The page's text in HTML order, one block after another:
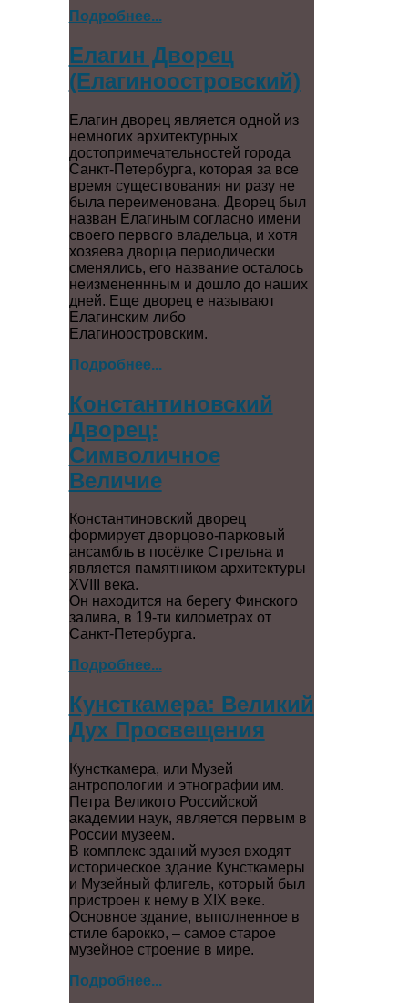
Подробнее...
Елагин Дворец
(Елагиноостровский)
Елагин дворец является одной из
немногих архитектурных
достопримечательностей города
Санкт-Петербурга, которая за все
время существования ни разу не
была переименована. Дворец был
назван Елагиным согласно имени
своего первого владельца, и хотя
хозяева дворца периодически
сменялись, его название осталось
неизмененнным и дошло до наших
дней. Еще дворец е называют
Елагинским либо
Елагиноостровским.
Подробнее...
Константиновский
Дворец:
Символичное
Величие
Константиновский дворец
формирует дворцово-парковый
ансамбль в посёлке Стрельна и
является памятником архитектуры
XVIII века.
Он находится на берегу Финского
залива, в 19-ти километрах от
Санкт-Петербурга.
Подробнее...
Кунсткамера: Великий
Дух Просвещения
Кунсткамера, или Музей
антропологии и этнографии им.
Петра Великого Российской
академии наук, является первым в
России музеем.
В комплекс зданий музея входят
историческое здание Кунсткамеры
и Музейный флигель, который был
пристроен к нему в XIX веке.
Основное здание, выполненное в
стиле барокко, – самое старое
музейное строение в мире.
Подробнее...